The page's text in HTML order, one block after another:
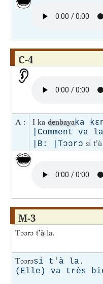
C-4
A : I ka denbayaka
|Comment va
|B: |Tɔɔrɔ si
M-3
Tɔɔrɔ t’àla.
Tɔɔrɔsi t'à la.
(Elle) va très